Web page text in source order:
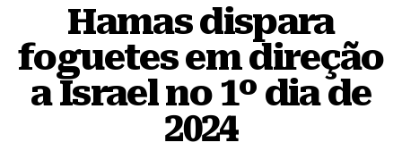
Hamas dispara
foguetes em direção
a Israel no 1º dia de
2024